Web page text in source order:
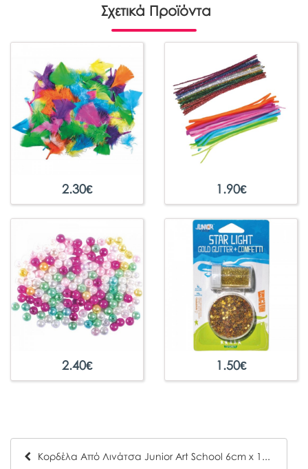
Σχετικά Προϊόντα
2.30€ 1.90€
2.40€ 1.50€
Κορδέλα Από Λινάτσα Junior Art School 6cm x 1m 137613